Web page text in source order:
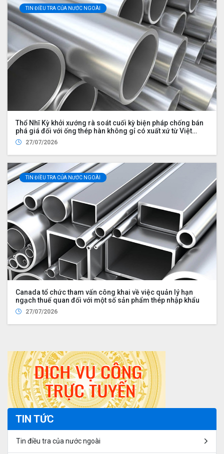
TIN ĐIỀU TRA CỦA NƯỚC NGOÀI
Thổ Nhĩ Kỳ khởi xướng rà soát cuối kỳ biện pháp chống bán
phá giá đối với ống thép hàn không gỉ có xuất xứ từ Việt
Nam27/07/2026
TIN ĐIỀU TRA CỦA NƯỚC NGOÀI
Canada tổ chức tham vấn công khai về việc quản lý hạn
ngạch thuế quan đối với một số sản phẩm thép nhập khẩu
27/07/2026
TIN TỨC
Tin điều tra của nước ngoài